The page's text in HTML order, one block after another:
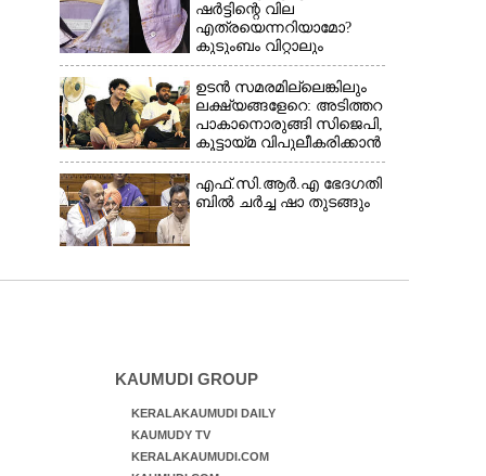
ഷർട്ടിന്റെ വില
എത്രയെന്നറിയാമോ?
കുടുംബം വിറ്റാലും
വാങ്ങാനാകില്ല
ഉടൻ സമരമില്ലെങ്കിലും
ലക്ഷ്യങ്ങളേറെ: അടിത്തറ
പാകാനൊരുങ്ങി സിജെപി,​
കൂട്ടായ്മ വിപുലീകരിക്കാൻ
ക്യാമ്പയിൻ
എ​ഫ്.​സി.​ആ​ർ.​എ​ ​ഭേ​ദ​ഗ​തി​
​ബിൽ ച​ർ​ച്ച​ ​ഷാ​ ​തുടങ്ങും
KAUMUDI GROUP
KERALAKAUMUDI DAILY
KAUMUDY TV
KERALAKAUMUDI.COM